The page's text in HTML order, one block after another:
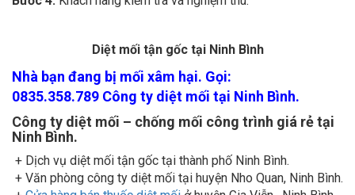
Diệt mối tận gốc tại Ninh Bình
Nhà bạn đang bị mối xâm hại. Gọi:
0835.358.789 Công ty diệt mối tại Ninh Bình.
Công ty diệt mối – chống mối công trình giá rẻ tại
Ninh Bình.
+ Dịch vụ diệt mối tận gốc tại thành phố Ninh Bình.
+ Văn phòng công ty diệt mối tại huyện Nho Quan, Ninh Bình.
+ Cửa hàng bán thuốc diệt mốiở huyện Gia Viễn , Ninh Bình.